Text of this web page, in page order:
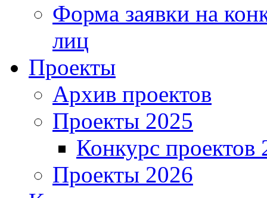
Форма заявки на
лиц
Проекты
Архив проектов
Проекты 2025
Конкурс проектов
Проекты 2026